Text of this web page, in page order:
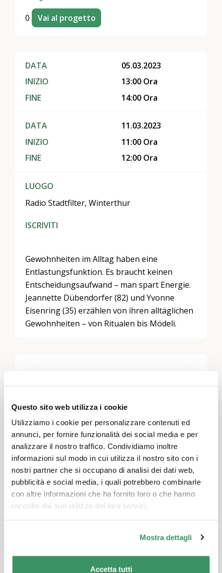
Questo sito web utilizza i cookie
Utilizziamo i cookie per personalizzare contenuti ed
annunci, per fornire funzionalità dei social media e per
analizzare il nostro traffico. Condividiamo inoltre
informazioni sul modo in cui utilizza il nostro sito con i
nostri partner che si occupano di analisi dei dati web,
pubblicità e social media, i quali potrebbero combinarle
con altre informazioni che ha fornito loro o che hanno
raccolto dal suo utilizzo dei loro servizi.
Mostra dettagli
Accetta tutti
Temi
Politica e dialogo intergenerazionale ,Impegno in
attività di utilità pubblica
Regioni
Tutta la Svizzera
Altri eventi
0 Vai al progetto
DATA
INIZIO
FINE
05.03.2023
13:00 Ora
14:00 Ora
DATA
INIZIO
FINE
11.03.2023
11:00 Ora
12:00 Ora
LUOGO
Radio Stadtfilter, Winterthur
ISCRIVITI
Gewohnheiten im Alltag haben eine
Entlastungsfunktion. Es braucht keinen
Entscheidungsaufwand – man spart Energie.
Jeannette Dübendorfer (82) und Yvonne
Eisenring (35) erzählen von ihren alltäglichen
Gewohnheiten – von Ritualen bis Mödeli.
Devi essereconnessoper inviare un commento.